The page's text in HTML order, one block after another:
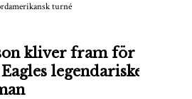
kliver fram för att
legendariske